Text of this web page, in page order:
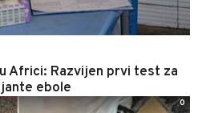
Africi: Razvijen prvi test za
ebole
0